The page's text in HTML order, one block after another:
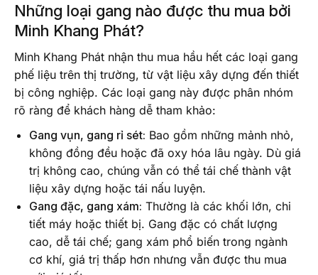
Những loại gang nào được thu mua bởi
Minh Khang Phát?
Minh Khang Phát nhận thu mua hầu hết các loại gang
phế liệu trên thị trường, từ vật liệu xây dựng đến thiết
bị công nghiệp. Các loại gang này được phân nhóm
rõ ràng để khách hàng dễ tham khảo:
Gang vụn, gang rỉ sét: Bao gồm những mảnh nhỏ,
không đồng đều hoặc đã oxy hóa lâu ngày. Dù giá
trị không cao, chúng vẫn có thể tái chế thành vật
liệu xây dựng hoặc tái nấu luyện.
Gang đặc, gang xám: Thường là các khối lớn, chi
tiết máy hoặc thiết bị. Gang đặc có chất lượng
cao, dễ tái chế; gang xám phổ biến trong ngành
cơ khí, giá trị thấp hơn nhưng vẫn được thu mua